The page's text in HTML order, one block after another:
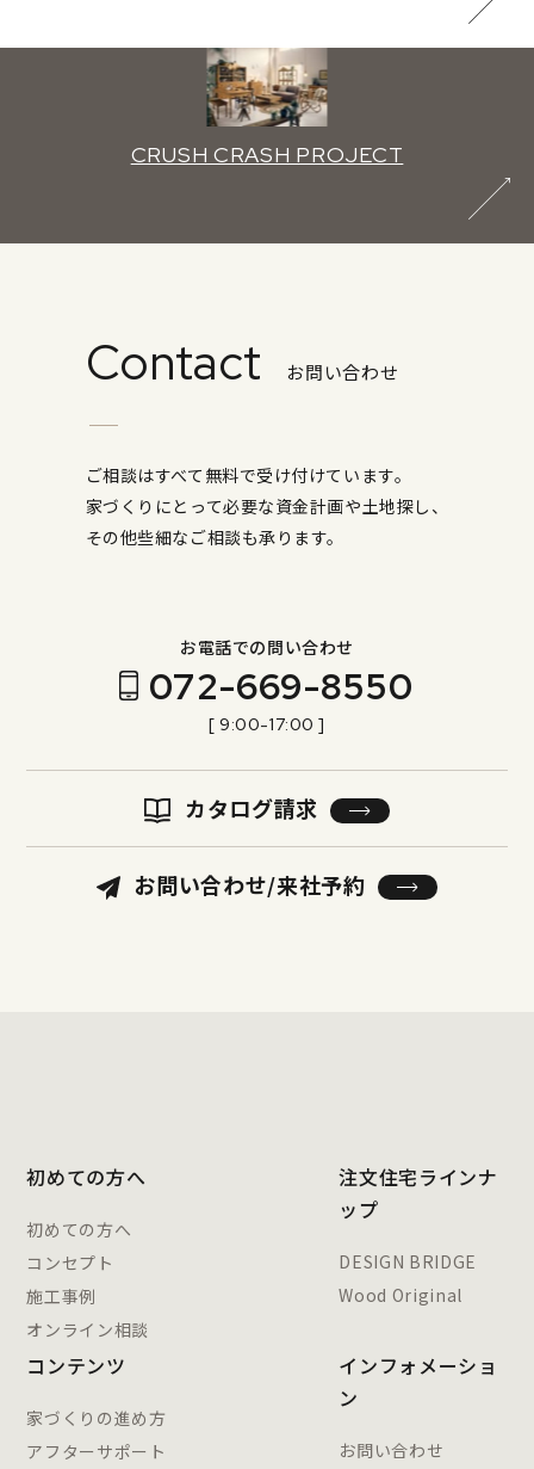
CRUSH CRASH PROJECT
Contact お問い合わせ
ご相談はすべて無料で受け付けています。
家づくりにとって必要な資金計画や土地探し、
その他些細なご相談も承ります。
お電話での問い合わせ
072-669-8550
[ 9:00-17:00 ]
カタログ請求
お問い合わせ/来社予約
初めての方へ
初めての方へ
コンセプト
施工事例
オンライン相談
注文住宅ラインナ
ップ
DESIGN BRIDGE
Wood Original
コンテンツ
家づくりの進め方
アフターサポート
インフォメーショ
ン
お問い合わせ